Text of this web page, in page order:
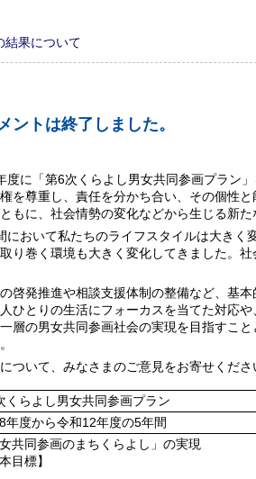
結果について
トは終了しました。
に「第6次くらよし男女共同参画プラン
を尊重し、責任を分かち合い、その個性
もに、社会情勢の変化などから生じる新た
おいて私たちのライフスタイルは大きく
り巻く環境も大きく変化してきました。
啓発推進や相談支援体制の整備など、基
ひとりの生活にフォーカスを当てた対応
層の男女共同参画社会の実現を目指すこ
ついて、みなさまのご意見をお寄せくださ
くらよし男女共同参画プラン
年度から令和12年度の5年間
女共同参画のまちくらよし」の実現
目標】